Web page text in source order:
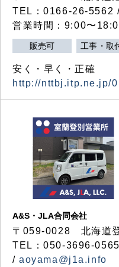
TEL：0166-26-5562
営業時間：9:00〜
販売可 工事・取
安く・早く・正確
http://nttbj.itp.ne.jp/
A&S・JLA合同会社
〒 059-0028 北海道
TEL：050-3696-
/aoyama@j1a.info